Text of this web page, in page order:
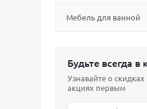
Мебель для ванной
Будьте всегда в
Узнавайте о скидках
акциях первым